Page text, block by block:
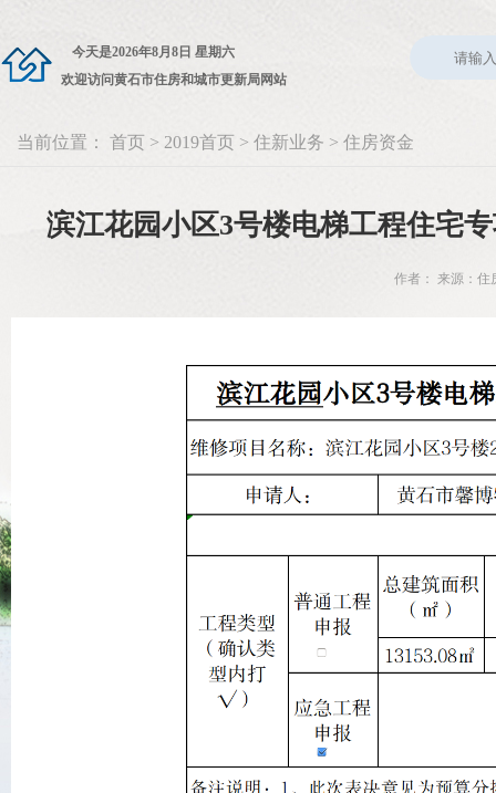
今天是2026年8月8日 星期六
欢迎访问黄石市住房和城市更新局网站
当前位置： 首页 > 2019首页 > 住新业务 > 住房资金
滨江花园小区3号楼电梯工程住宅
作者： 来源：